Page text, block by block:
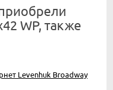
WP, также
Levenhuk Broadway